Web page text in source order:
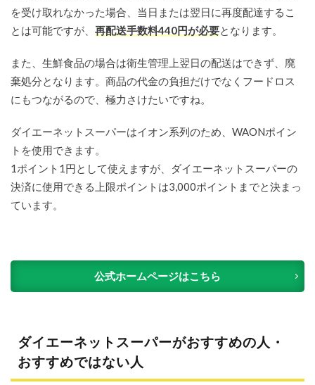
を受け取れなかった場合、当日または翌日に再度配達するこ
とは可能ですが、 再配送手数料440円が必要となります。
また、生鮮食品の場合は衛生管理上翌日の配送はできず、廃
棄処分となります。商品の代金の負担だけでなくフードロス
にもつながるので、極力さけたいですね。
ダイエーネットスーパーはイオン系列のため、WAONポイン
トを使用できます。
1ポイント1円として使えますが、ダイエーネットスーパーの
決済に使用できる上限ポイントは3,000ポイントまでと決まっ
ています。
公式ホームページはこちら
ダイエーネットスーパーがおすすめの人・
おすすめではない人